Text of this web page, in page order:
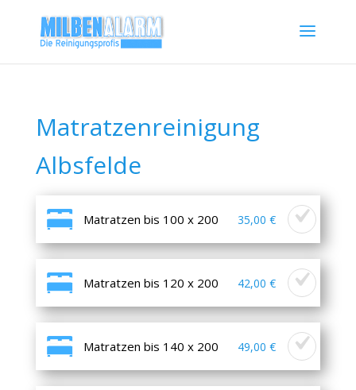
Matratzenreinigung
Albsfelde
Matratzen bis 100 x 200 35,00 €
Matratzen bis 120 x 200 42,00 €
Matratzen bis 140 x 200 49,00 €